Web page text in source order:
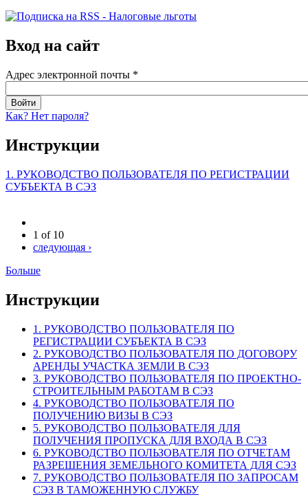
Вход на сайт
Адрес электронной почты *
Как? Нет пароля?
Инструкции
1. РУКОВОДСТВО ПОЛЬЗОВАТЕЛЯ ПО РЕГИСТРАЦИИ
СУБЪЕКТА В СЭЗ
1 of 10
следующая ›
Больше
Инструкции
1. РУКОВОДСТВО ПОЛЬЗОВАТЕЛЯ ПО
РЕГИСТРАЦИИ СУБЪЕКТА В СЭЗ
2. РУКОВОДСТВО ПОЛЬЗОВАТЕЛЯ ПО ДОГОВОРУ
АРЕНДЫ УЧАСТКА ЗЕМЛИ В СЭЗ
3. РУКОВОДСТВО ПОЛЬЗОВАТЕЛЯ ПО ПРОЕКТНО-
СТРОИТЕЛЬНЫМ РАБОТАМ В СЭЗ
4. РУКОВОДСТВО ПОЛЬЗОВАТЕЛЯ ПО
ПОЛУЧЕНИЮ ВИЗЫ В СЭЗ
5. РУКОВОДСТВО ПОЛЬЗОВАТЕЛЯ ДЛЯ
ПОЛУЧЕНИЯ ПРОПУСКА ДЛЯ ВХОДА В СЭЗ
6. РУКОВОДСТВО ПОЛЬЗОВАТЕЛЯ ПО ОТЧЕТАМ
РАЗРЕШЕНИЯ ЗЕМЕЛЬНОГО КОМИТЕТА ДЛЯ СЭЗ
7. РУКОВОДСТВО ПОЛЬЗОВАТЕЛЯ ПО ЗАПРОСАМ
СЭЗ В ТАМОЖЕННУЮ СЛУЖБУ